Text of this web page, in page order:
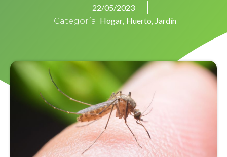
22/05/2023
Categoría: Hogar, Huerto Jardín